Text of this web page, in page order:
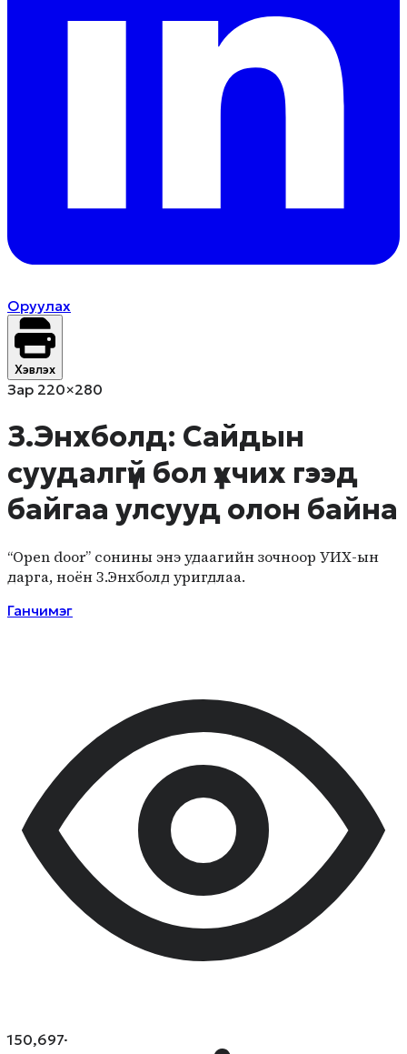
Оруулах
Хэвлэх
Зар 220×280
З.Энхболд: Сайдын
суудалгүй бол үхчих гээд
байгаа улсууд олон байна
“Open door” сонины энэ удаагийн зочноор УИХ-ын
дарга, ноён З.Энхболд уригдлаа.
Ганчимэг
150,697·